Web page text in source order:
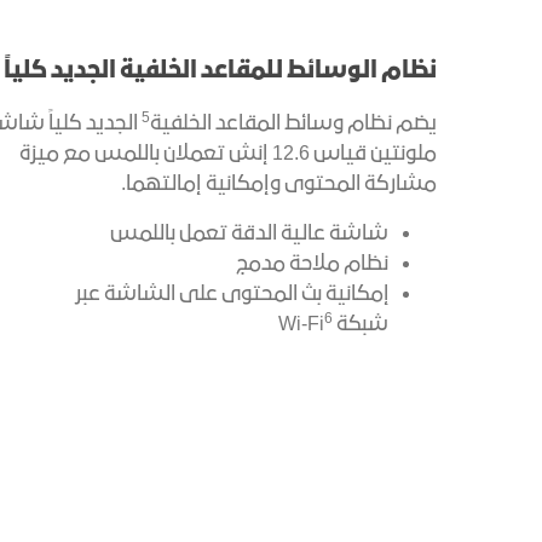
نظام الوسائط للمقاعد الخلفية الجديد كلياً
يضم نظام وسائط المقاعد الخلفية5 الجديد كلياً
ملونتين قياس 12.6 إنش تعملان باللمس مع ميزة
مشاركة المحتوى وإمكانية إمالتهما.
شاشة عالية الدقة تعمل باللمس
نظام ملاحة مدمج
إمكانية بث المحتوى على الشاشة عبر
شبكة Wi-Fi 6